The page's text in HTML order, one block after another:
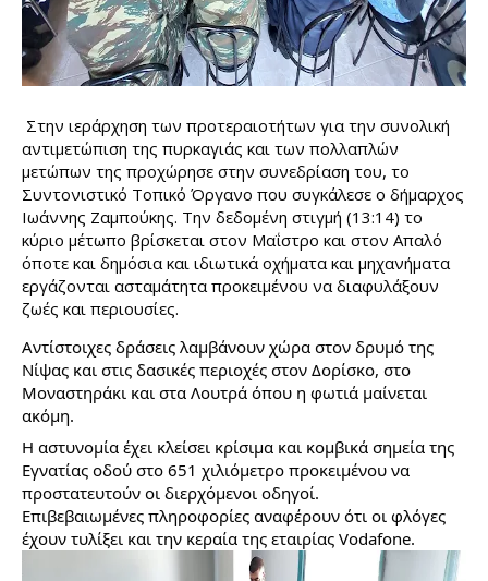
Στην ιεράρχηση των προτεραιοτήτων για την συνολική
αντιμετώπιση της πυρκαγιάς και των πολλαπλών
μετώπων της προχώρησε στην συνεδρίαση του, το
Συντονιστικό Τοπικό Όργανο που συγκάλεσε ο δήμαρχος
Ιωάννης Ζαμπούκης. Την δεδομένη στιγμή (13:14) το
κύριο μέτωπο βρίσκεται στον Μαΐστρο και στον Απαλό
όποτε και δημόσια και ιδιωτικά οχήματα και μηχανήματα
εργάζονται ασταμάτητα προκειμένου να διαφυλάξουν
ζωές και περιουσίες.
Αντίστοιχες δράσεις λαμβάνουν χώρα στον δρυμό της
Νίψας και στις δασικές περιοχές στον Δορίσκο, στο
Μοναστηράκι και στα Λουτρά όπου η φωτιά μαίνεται
ακόμη.
Η αστυνομία έχει κλείσει κρίσιμα και κομβικά σημεία της
Εγνατίας οδού στο 651 χιλιόμετρο προκειμένου να
προστατευτούν οι διερχόμενοι οδηγοί.
Επιβεβαιωμένες πληροφορίες αναφέρουν ότι οι φλόγες
έχουν τυλίξει και την κεραία της εταιρίας Vodafone.